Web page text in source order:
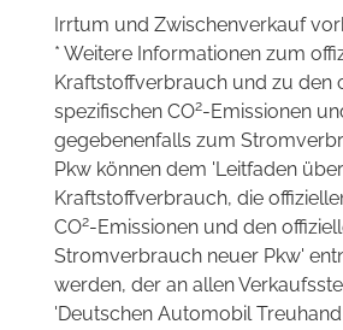
Irrtum und Zwischenverkauf
* Weitere Informationen zum
Kraftstoffverbrauch und zu den
spezifischen CO2-Emissionen
gegebenenfalls zum
Pkw können dem 'Leitfaden
Kraftstoffverbrauch, die
CO2-Emissionen und den
Stromverbrauch neuer Pkw'
werden, der an allen
'Deutschen Automobil